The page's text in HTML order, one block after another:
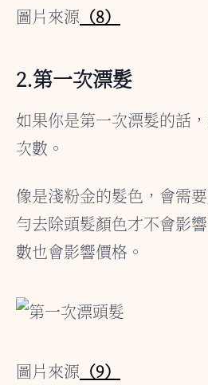
圖片來源 （8）
2.第一次漂髮
如果你是第一次漂髮的話
次數。
像是淺粉金的髮色，會需
勻去除頭髮顏色才不會影
數也會影響價格。
圖片來源 （9）